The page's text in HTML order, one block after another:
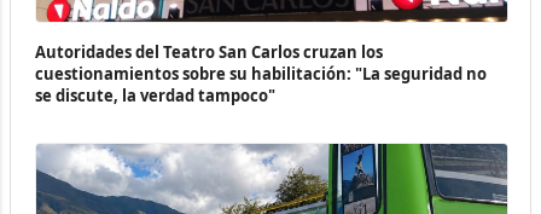
Autoridades del Teatro San Carlos cruzan los
cuestionamientos sobre su habilitación: "La seguridad no
se discute, la verdad tampoco"